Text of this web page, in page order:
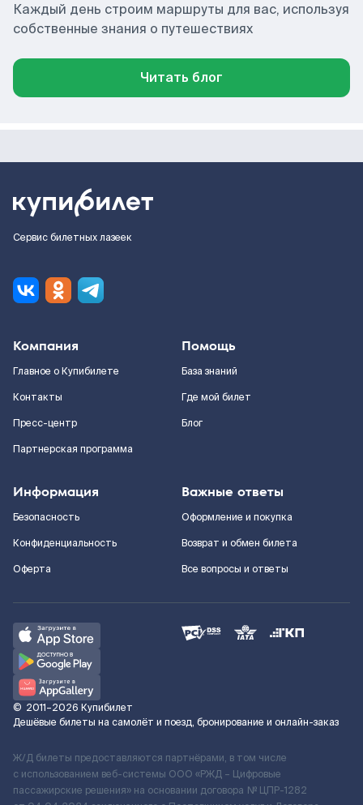
Каждый день строим маршруты для вас, используя
собственные знания о путешествиях
Читать блог
Сервис билетных лазеек
Компания
Главное о Купибилете
Контакты
Пресс-центр
Партнерская программа
Помощь
База знаний
Где мой билет
Блог
Информация
Безопасность
Конфиденциальность
Оферта
Важные ответы
Оформление и покупка
Возврат и обмен билета
Все вопросы и ответы
© 2011–2026 Купибилет
Дешёвые билеты на самолёт и поезд, бронирование и онлайн-заказ
Ж/Д билеты предоставляются партнёрами, в том числе
с использованием веб-системы ООО «РЖД – Цифровые
пассажирские решения» на основании договора № ЦПР-1282